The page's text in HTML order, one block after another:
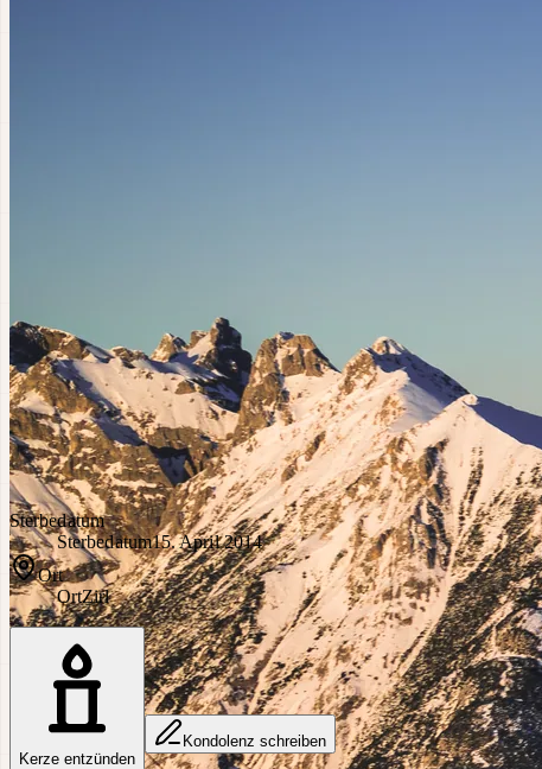
Sterbedatum
Sterbedatum15. April 2014
Ort
OrtZirl
Kerze entzünden
Kondolenz schreiben